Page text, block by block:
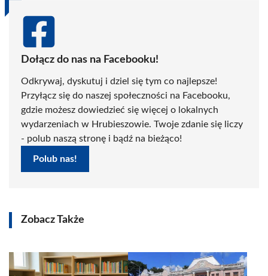
Dołącz do nas na Facebooku!
Odkrywaj, dyskutuj i dziel się tym co najlepsze!
Przyłącz się do naszej społeczności na Facebooku,
gdzie możesz dowiedzieć się więcej o lokalnych
wydarzeniach w Hrubieszowie. Twoje zdanie się liczy
- polub naszą stronę i bądź na bieżąco!
Polub nas!
Zobacz Także